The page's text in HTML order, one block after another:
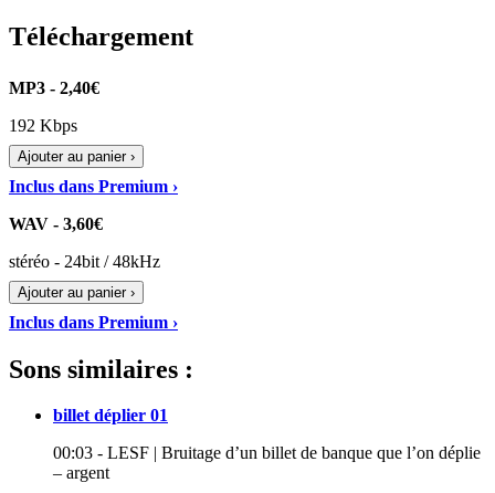
Téléchargement
MP3 - 2,40€
192 Kbps
Ajouter au panier ›
Inclus dans Premium ›
WAV - 3,60€
stéréo - 24bit / 48kHz
Ajouter au panier ›
Inclus dans Premium ›
Sons similaires :
billet déplier 01
00:03 - LESF | Bruitage d’un billet de banque que l’on déplie
– argent